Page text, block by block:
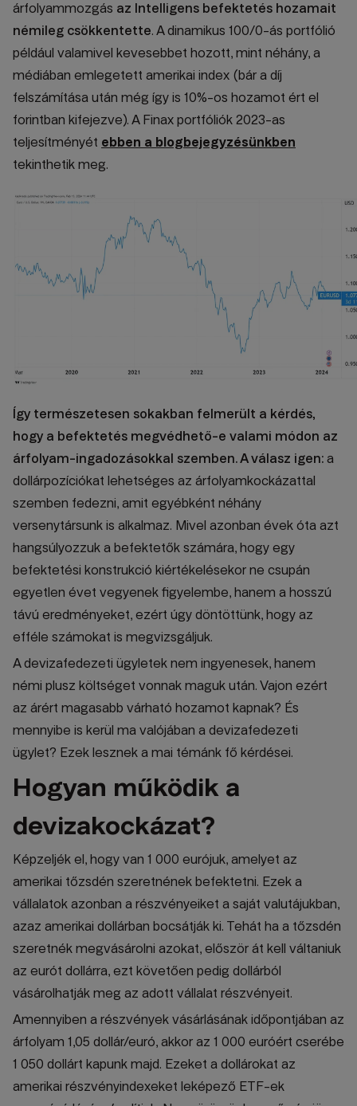
árfolyammozgás az Intelligens befektetés hozamait
némileg csökkentette. A dinamikus 100/0-ás portfólió
például valamivel kevesebbet hozott, mint néhány, a
médiában emlegetett amerikai index (bár a díj
felszámítása után még így is 10%-os hozamot ért el
forintban kifejezve). A Finax portfóliók 2023-as
teljesítményét ebben a blogbejegyzésünkben
tekinthetik meg.
Így természetesen sokakban felmerült a kérdés,
hogy a befektetés megvédhető-e valami módon az
árfolyam-ingadozásokkal szemben. A válasz igen: a
dollárpozíciókat lehetséges az árfolyamkockázattal
szemben fedezni, amit egyébként néhány
versenytársunk is alkalmaz. Mivel azonban évek óta azt
hangsúlyozzuk a befektetők számára, hogy egy
befektetési konstrukció kiértékelésekor ne csupán
egyetlen évet vegyenek figyelembe, hanem a hosszú
távú eredményeket, ezért úgy döntöttünk, hogy az
efféle számokat is megvizsgáljuk.
A devizafedezeti ügyletek nem ingyenesek, hanem
némi plusz költséget vonnak maguk után. Vajon ezért
az árért magasabb várható hozamot kapnak? És
mennyibe is kerül ma valójában a devizafedezeti
ügylet? Ezek lesznek a mai témánk fő kérdései.
Hogyan működik a
devizakockázat?
Képzeljék el, hogy van 1 000 eurójuk, amelyet az
amerikai tőzsdén szeretnének befektetni. Ezek a
vállalatok azonban a részvényeiket a saját valutájukban,
azaz amerikai dollárban bocsátják ki. Tehát ha a tőzsdén
szeretnék megvásárolni azokat, először át kell váltaniuk
az eurót dollárra, ezt követően pedig dollárból
vásárolhatják meg az adott vállalat részvényeit.
Amennyiben a részvények vásárlásának időpontjában az
árfolyam 1,05 dollár/euró, akkor az 1 000 euróért cserébe
1 050 dollárt kapunk majd. Ezeket a dollárokat az
amerikai részvényindexeket leképező ETF-ek